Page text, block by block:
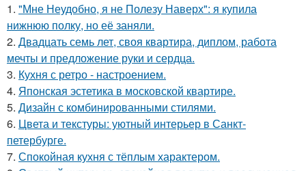
1. "Мне Неудобно, я не Полезу Наверх": я купила
нижнюю полку, но её заняли.
2. Двадцать семь лет, своя квартира, диплом, работа
мечты и предложение руки и сердца.
3. Кухня с ретро - настроением.
4. Японская эстетика в московской квартире.
5. Дизайн с комбинированными стилями.
6. Цвета и текстуры: уютный интерьер в Санкт-
петербурге.
7. Спокойная кухня с тёплым характером.